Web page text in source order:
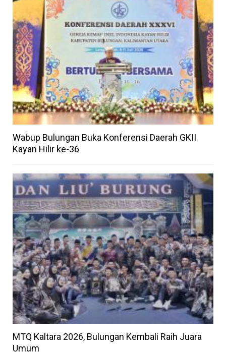
Wabup Bulungan Buka Konferensi Daerah GKII
Kayan Hilir ke-36
MTQ Kaltara 2026, Bulungan Kembali Raih Juara
Umum